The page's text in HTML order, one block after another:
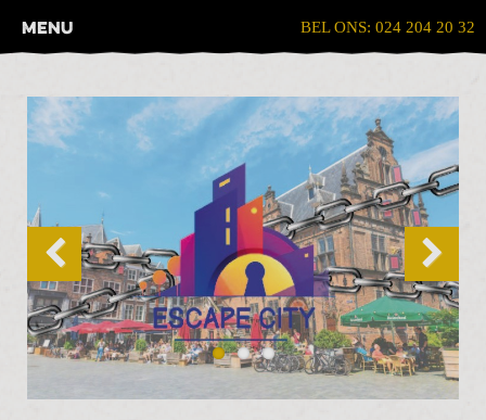
Menu BEL ONS: 024 204 20 32